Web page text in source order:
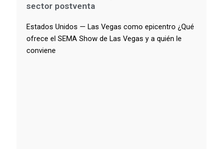
sector postventa
Estados Unidos — Las Vegas como epicentro ¿Qué
ofrece el SEMA Show de Las Vegas y a quién le
conviene